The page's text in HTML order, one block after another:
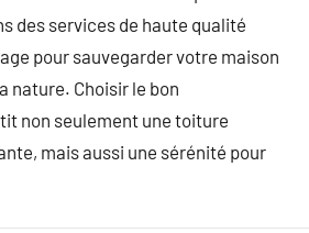
des services de haute qualité
pour sauvegarder votre maison
nature. Choisir le bon
non seulement une toiture
mais aussi une sérénité pour